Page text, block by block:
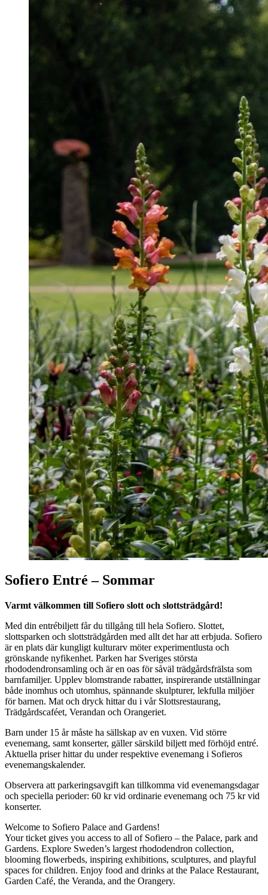
Sofiero Entré – Sommar
Varmt välkommen till Sofiero slott och slottsträdgård!
Med din entrébiljett får du tillgång till hela Sofiero. Slottet,
slottsparken och slottsträdgården med allt det har att erbjuda. Sofiero
är en plats där kungligt kulturarv möter experimentlusta och
grönskande nyfikenhet. Parken har Sveriges största
rhododendronsamling och är en oas för såväl trädgårdsfrälsta som
barnfamiljer. Upplev blomstrande rabatter, inspirerande utställningar
både inomhus och utomhus, spännande skulpturer, lekfulla miljöer
för barnen. Mat och dryck hittar du i vår Slottsrestaurang,
Trädgårdscaféet, Verandan och Orangeriet.
Barn under 15 år måste ha sällskap av en vuxen. Vid större
evenemang, samt konserter, gäller särskild biljett med förhöjd entré.
Aktuella priser hittar du under respektive evenemang i Sofieros
evenemangskalender.
Observera att parkeringsavgift kan tillkomma vid evenemangsdagar
och speciella perioder: 60 kr vid ordinarie evenemang och 75 kr vid
konserter.
Welcome to Sofiero Palace and Gardens!
Your ticket gives you access to all of Sofiero – the Palace, park and
Gardens. Explore Sweden’s largest rhododendron collection,
blooming flowerbeds, inspiring exhibitions, sculptures, and playful
spaces for children. Enjoy food and drinks at the Palace Restaurant,
Garden Café, the Veranda, and the Orangery.